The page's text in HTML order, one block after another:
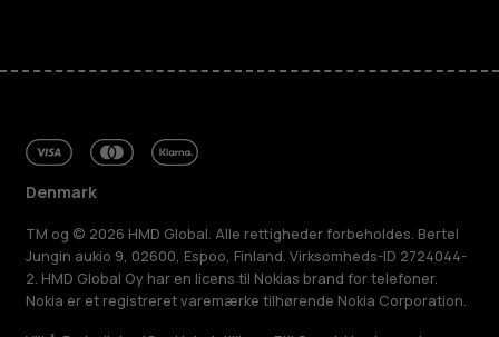
Denmark
TM og © 2026 HMD Global. Alle rettigheder forbeholdes. Bertel
Jungin aukio 9, 02600, Espoo, Finland. Virksomheds-ID 2724044-
2. HMD Global Oy har en licens til Nokias brand for telefoner.
Nokia er et registreret varemærke tilhørende Nokia Corporation.